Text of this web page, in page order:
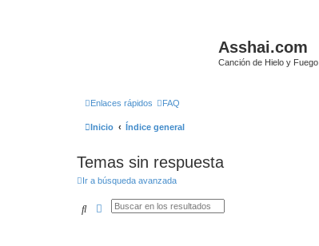
Asshai.com
Canción de Hielo y Fuego
Enlaces rápidos FAQ
Inicio Índice general
Temas sin respuesta
Ir a búsqueda avanzada
BuscarBúsqueda avanzada